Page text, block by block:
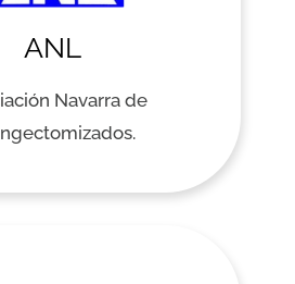
ANL
Navarra de